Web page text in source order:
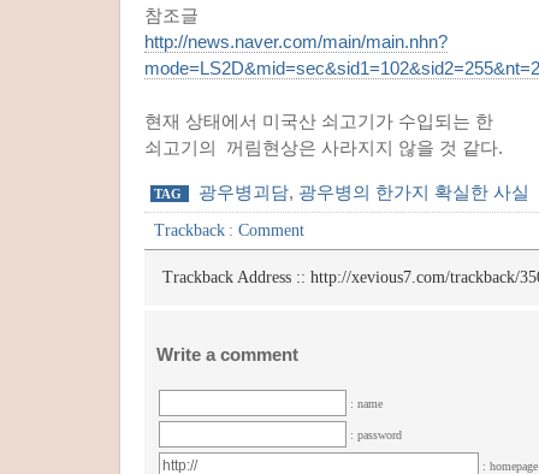
참조글
http://news.naver.com/main/main.nhn?
현재 상태에서 미국산 쇠고기가 수입되는 한
쇠고기의 꺼림현상은 사라지지 않을 것 같다.
TAG 광우병괴담, 광우병의 한가지 확실한 사실
Trackback : Comment
Trackback Address :: http://xevious7.com/trackback/
Write a comment
: name
: password
: